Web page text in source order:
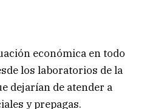
económica en todo
los laboratorios de la
dejarían de atender a
y prepagas.